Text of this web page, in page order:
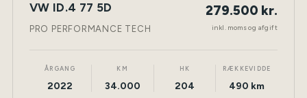
NY BIL ELEKTRISK TØNDER
VW ID.4 77 5D
PRO PERFORMANCE TECH
279.500 kr.
inkl. moms og afgift
ÅRGANG
2022
KM
34.000
HK
204
RÆKKEVIDDE
490 km